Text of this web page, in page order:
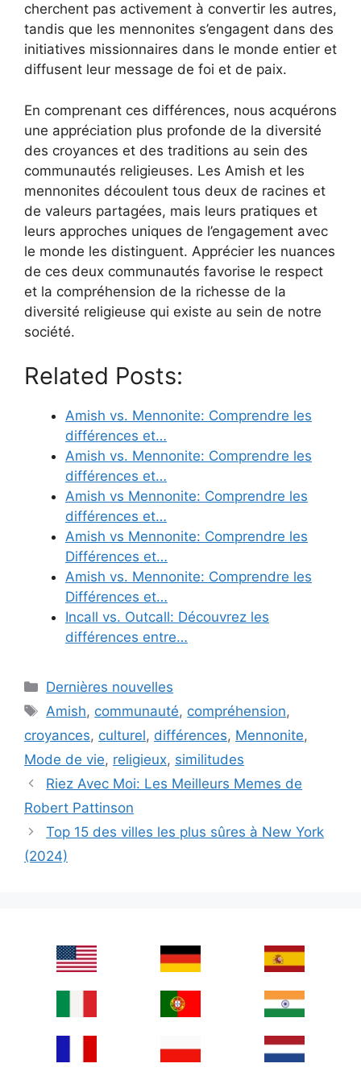
cherchent pas activement à convertir les autres,
tandis que les mennonites s’engagent dans des
initiatives missionnaires dans le monde entier et
diffusent leur message de foi et de paix.
En comprenant ces différences, nous acquérons
une appréciation plus profonde de la diversité
des croyances et des traditions au sein des
communautés religieuses. Les Amish et les
mennonites découlent tous deux de racines et
de valeurs partagées, mais leurs pratiques et
leurs approches uniques de l’engagement avec
le monde les distinguent. Apprécier les nuances
de ces deux communautés favorise le respect
et la compréhension de la richesse de la
diversité religieuse qui existe au sein de notre
société.
Related Posts:
Amish vs. Mennonite: Comprendre les
différences et…
Amish vs. Mennonite: Comprendre les
différences et…
Amish vs Mennonite: Comprendre les
différences et…
Amish vs Mennonite: Comprendre les
Différences et…
Amish vs. Mennonite: Comprendre les
Différences et…
Incall vs. Outcall: Découvrez les
différences entre…
Categories
Dernières nouvelles
Tags
Amish, communauté, compréhension,
croyances, culturel, différences, Mennonite,
Mode de vie, religieux, similitudes
Riez Avec Moi: Les Meilleurs Memes de
Robert Pattinson
Top 15 des villes les plus sûres à New York
(2024)